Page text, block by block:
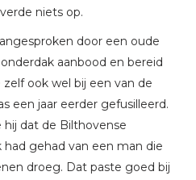
niets op.
door een oude
aanbood en bereid
ook wel bij een van de
een jaar eerder gefusilleerd.
hij dat de Bilthovense
gehad van een man die
droeg. Dat paste goed bij